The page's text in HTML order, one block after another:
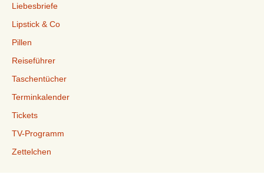
Liebesbriefe
Lipstick & Co
Pillen
Reiseführer
Taschentücher
Terminkalender
Tickets
TV-Programm
Zettelchen